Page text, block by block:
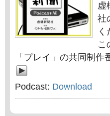
虚
社
く
こ
「プレイ」の共同制作
Podcast: Download